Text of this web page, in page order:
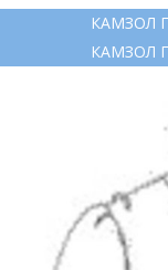
КАМЗОЛ
КАМЗОЛ